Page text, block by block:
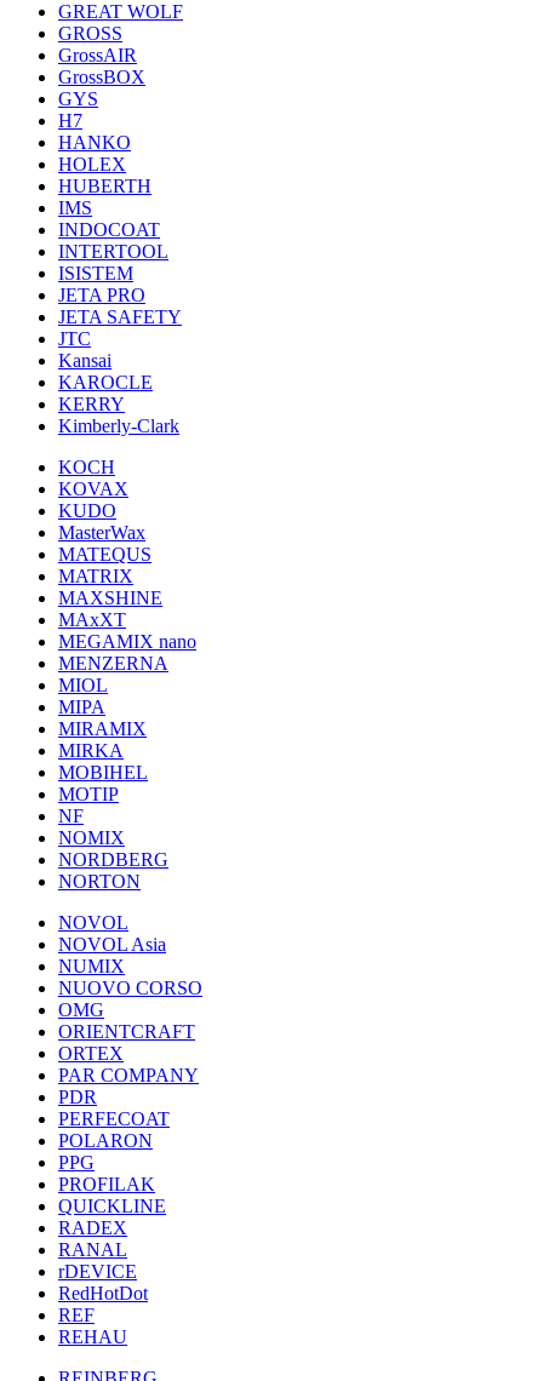
GREAT WOLF
GROSS
GrossAIR
GrossBOX
GYS
H7
HANKO
HOLEX
HUBERTH
IMS
INDOCOAT
INTERTOOL
ISISTEM
JETA PRO
JETA SAFETY
JTC
Kansai
KAROCLE
KERRY
Kimberly-Clark
KOCH
KOVAX
KUDO
MasterWax
MATEQUS
MATRIX
MAXSHINE
MAxXT
MEGAMIX nano
MENZERNA
MIOL
MIPA
MIRAMIX
MIRKA
MOBIHEL
MOTIP
NF
NOMIX
NORDBERG
NORTON
NOVOL
NOVOL Asia
NUMIX
NUOVO CORSO
OMG
ORIENTCRAFT
ORTEX
PAR COMPANY
PDR
PERFECOAT
POLARON
PPG
PROFILAK
QUICKLINE
RADEX
RANAL
rDEVICE
RedHotDot
REF
REHAU